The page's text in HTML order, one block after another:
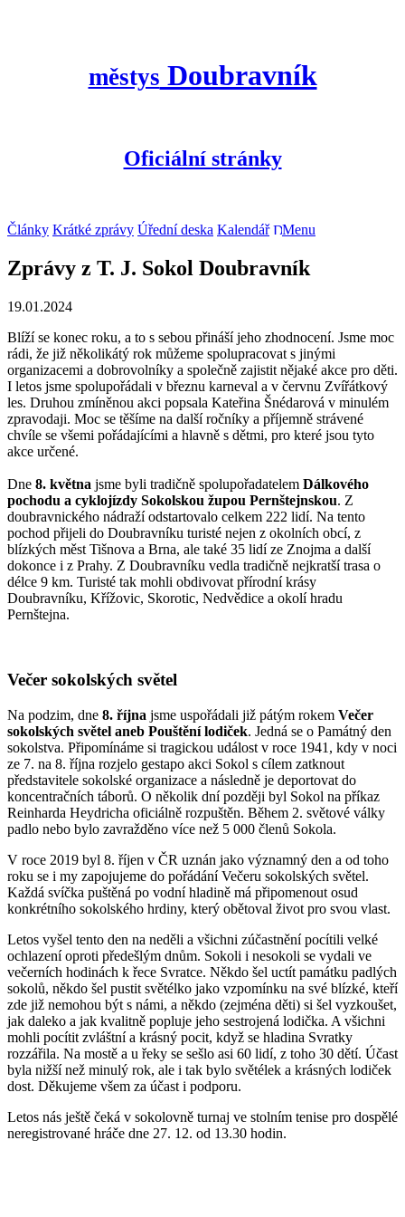
městys Doubravník
Oficiální stránky
Články Krátké zprávy Úřední deska Kalendář Menu
Zprávy z T. J. Sokol Doubravník
19.01.2024
Blíží se konec roku, a to s sebou přináší jeho zhodnocení. Jsme moc
rádi, že již několikátý rok můžeme spolupracovat s jinými
organizacemi a dobrovolníky a společně zajistit nějaké akce pro děti.
I letos jsme spolupořádali v březnu karneval a v červnu Zvířátkový
les. Druhou zmíněnou akci popsala Kateřina Šnédarová v minulém
zpravodaji. Moc se těšíme na další ročníky a příjemně strávené
chvíle se všemi pořádajícími a hlavně s dětmi, pro které jsou tyto
akce určené.
Dne 8. května jsme byli tradičně spolupořadatelem Dálkového
pochodu a cyklojízdy Sokolskou župou Pernštejnskou. Z
doubravnického nádraží odstartovalo celkem 222 lidí. Na tento
pochod přijeli do Doubravníku turisté nejen z okolních obcí, z
blízkých měst Tišnova a Brna, ale také 35 lidí ze Znojma a další
dokonce i z Prahy. Z Doubravníku vedla tradičně nejkratší trasa o
délce 9 km. Turisté tak mohli obdivovat přírodní krásy
Doubravníku, Křížovic, Skorotic, Nedvědice a okolí hradu
Pernštejna.
Večer sokolských světel
Na podzim, dne 8. října jsme uspořádali již pátým rokem Večer
sokolských světel aneb Pouštění lodiček. Jedná se o Památný den
sokolstva. Připomínáme si tragickou událost v roce 1941, kdy v noci
ze 7. na 8. října rozjelo gestapo akci Sokol s cílem zatknout
představitele sokolské organizace a následně je deportovat do
koncentračních táborů. O několik dní později byl Sokol na příkaz
Reinharda Heydricha oficiálně rozpuštěn. Během 2. světové války
padlo nebo bylo zavražděno více než 5 000 členů Sokola.
V roce 2019 byl 8. říjen v ČR uznán jako významný den a od toho
roku se i my zapojujeme do pořádání Večeru sokolských světel.
Každá svíčka puštěná po vodní hladině má připomenout osud
konkrétního sokolského hrdiny, který obětoval život pro svou vlast.
Letos vyšel tento den na neděli a všichni zúčastnění pocítili velké
ochlazení oproti předešlým dnům. Sokoli i nesokoli se vydali ve
večerních hodinách k řece Svratce. Někdo šel uctít památku padlých
sokolů, někdo šel pustit světélko jako vzpomínku na své blízké, kteří
zde již nemohou být s námi, a někdo (zejména děti) si šel vyzkoušet,
jak daleko a jak kvalitně popluje jeho sestrojená lodička. A všichni
mohli pocítit zvláštní a krásný pocit, když se hladina Svratky
rozzářila. Na mostě a u řeky se sešlo asi 60 lidí, z toho 30 dětí. Účast
byla nižší než minulý rok, ale i tak bylo světélek a krásných lodiček
dost. Děkujeme všem za účast i podporu.
Letos nás ještě čeká v sokolovně turnaj ve stolním tenise pro dospělé
neregistrované hráče dne 27. 12. od 13.30 hodin.